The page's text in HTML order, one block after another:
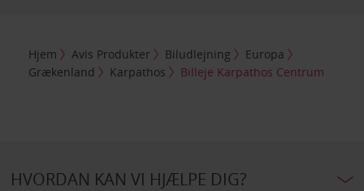
Hjem Avis Produkter Biludlejning
Europa
Grækenland
Karpathos Billeje Karpathos Centrum
HVORDAN KAN VI HJÆLPE DIG?